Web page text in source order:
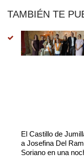
TAMBIÉN TE
El Castillo de
a Josefina Del
Soriano en una